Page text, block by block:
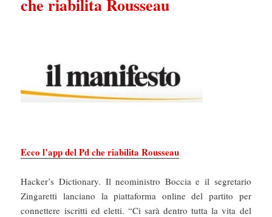
che riabilita Rousseau
Ecco l’app del Pd che riabilita Rousseau
Hacker’s Dictionary. Il neoministro Boccia e il segretario
Zingaretti lanciano la piattaforma online del partito per
connettere iscritti ed eletti. “Ci sarà dentro tutta la vita del